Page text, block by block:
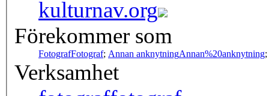
kulturnav.org
Förekommer som
FotografFotograf; Annan anknytningAnnan%20anknytning;
Verksamhet